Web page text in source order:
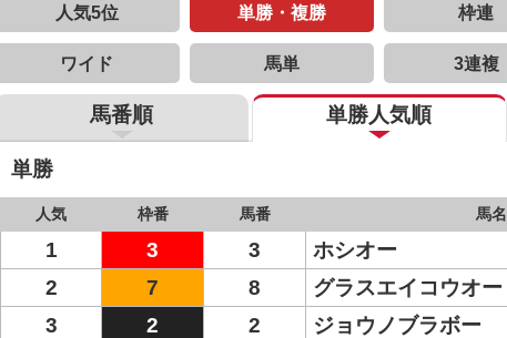
人気5位 単勝・複勝 枠連
ワイド 馬単 3連複
馬番順 単勝人気順
単勝
人気 枠番 馬番 馬名
1 3 3 ホシオー
2
7 8 グラスエイコウオー
3
2 2 ジョウノブラボー